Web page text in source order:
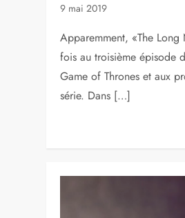
9 mai 2019
Apparemment, «The Long
fois au troisième épisode
Game of Thrones et aux
série. Dans […]